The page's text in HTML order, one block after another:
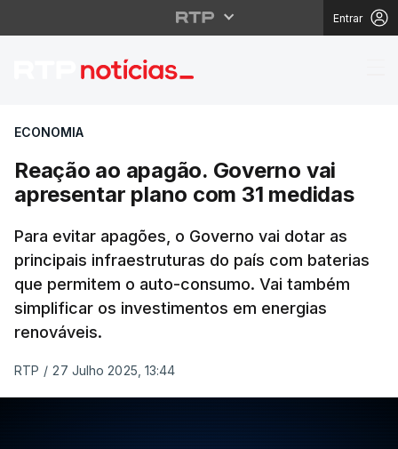
Entrar
Reação ao apagão.
ECONOMIA
Reação ao apagão. Governo vai
apresentar plano com 31 medidas
Para evitar apagões, o Governo vai dotar as
principais infraestruturas do país com baterias
que permitem o auto-consumo. Vai também
simplificar os investimentos em energias
renováveis.
RTP / 27 Julho 2025, 13:44